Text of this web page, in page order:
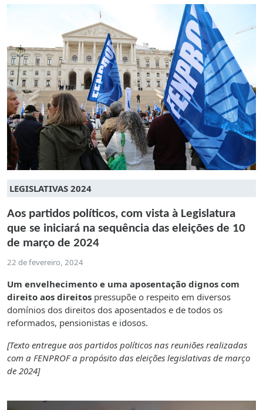
LEGISLATIVAS 2024
Aos partidos políticos, com vista à Legislatura
que se iniciará na sequência das eleições de 10
de março de 2024
22 de fevereiro, 2024
Um envelhecimento e uma aposentação dignos com
direito aos direitos pressupõe o respeito em diversos
domínios dos direitos dos aposentados e de todos os
reformados, pensionistas e idosos.
[Texto entregue aos partidos políticos nas reuniões realizadas
com a FENPROF a propósito das eleições legislativas de março
de 2024]